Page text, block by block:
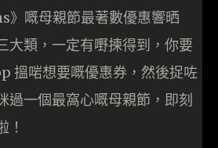
》嘅母親節最著數優惠響晒
大類，一定有嘢揀得到，你要
搵啱想要嘅優惠券，然後捉咗
過一個最窩心嘅母親節，即刻
！